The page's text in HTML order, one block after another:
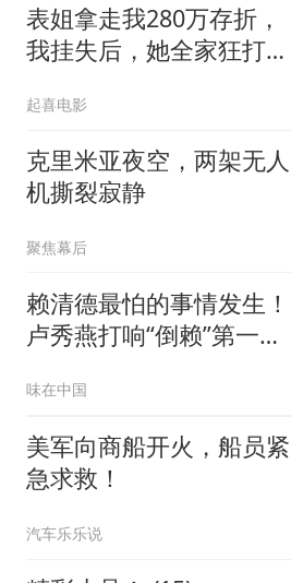
表姐拿走我280万存折，
我挂失后，她全家狂打
起喜电影
克里米亚夜空，两架无人
机撕裂寂静
聚焦幕后
赖清德最怕的事情发生！
卢秀燕打响“倒赖”第一
味在中国
美军向商船开火，船员紧
急求救！
汽车乐乐说